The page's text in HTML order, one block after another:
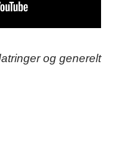
og generelt